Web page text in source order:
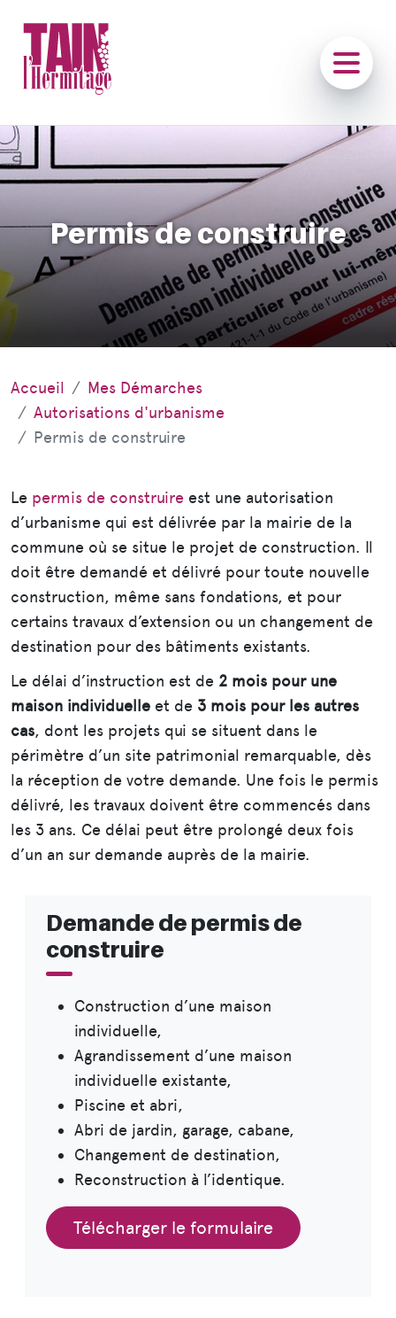
Permis de construire
Accueil
Mes Démarches
Autorisations d'urbanisme
Permis de construire
Le permis de construire est une autorisation
d’urbanisme qui est délivrée par la mairie de la
commune où se situe le projet de construction. Il
doit être demandé et délivré pour toute nouvelle
construction, même sans fondations, et pour
certains travaux d’extension ou un changement de
destination pour des bâtiments existants.
Le délai d’instruction est de 2 mois pour une
maison individuelle et de 3 mois pour les autres
cas, dont les projets qui se situent dans le
périmètre d’un site patrimonial remarquable, dès
la réception de votre demande. Une fois le permis
délivré, les travaux doivent être commencés dans
les 3 ans. Ce délai peut être prolongé deux fois
d’un an sur demande auprès de la mairie.
Demande de permis de
construire
Construction d’une maison
individuelle,
Agrandissement d’une maison
individuelle existante,
Piscine et abri,
Abri de jardin, garage, cabane,
Changement de destination,
Reconstruction à l’identique.
Télécharger le formulaire